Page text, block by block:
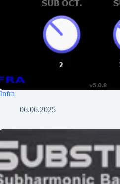
Infra
06.06.2025